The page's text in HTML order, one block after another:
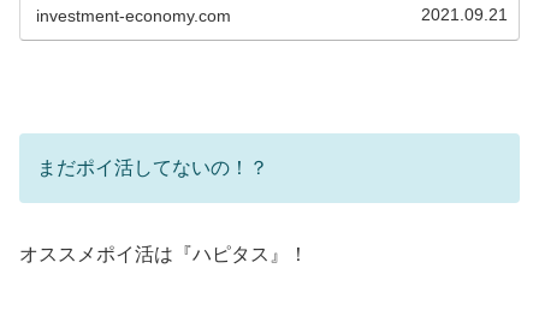
やってはいけな...
investment-economy.com 2021.09.21
まだポイ活してないの！？
オススメポイ活は『ハピタス』！